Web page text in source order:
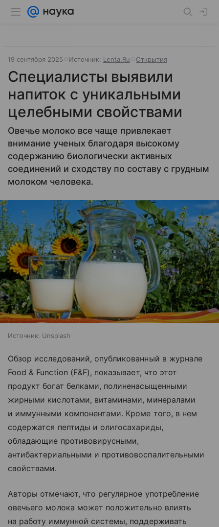
19 сентября 2025 Источник: Lenta.Ru Открытия
Специалисты выявили
напиток с уникальными
целебными свойствами
Овечье молоко все чаще привлекает
внимание ученых благодаря высокому
содержанию биологически активных
соединений и сходству по составу с грудным
молоком человека.
Источник: Unsplash
Обзор исследований, опубликованный в журнале
Food & Function (F&F), показывает, что этот
продукт богат белками, полиненасыщенными
жирными кислотами, витаминами, минералами
и иммунными компонентами. Кроме того, в нем
содержатся пептиды и олигосахариды,
обладающие противовирусными,
антибактериальными и противовоспалительными
свойствами.
Авторы отмечают, что регулярное употребление
овечьего молока может положительно влиять
на работу иммунной системы, поддерживать